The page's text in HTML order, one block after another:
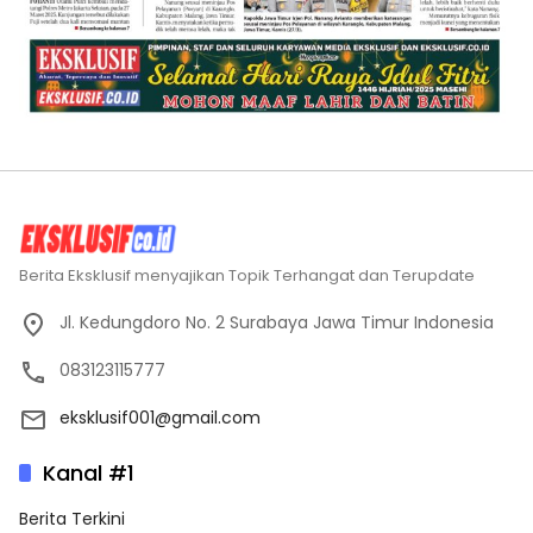
Berita Eksklusif menyajikan Topik Terhangat dan Terupdate
Jl. Kedungdoro No. 2 Surabaya Jawa Timur Indonesia
083123115777
eksklusif001@gmail.com
Kanal #1
Berita Terkini